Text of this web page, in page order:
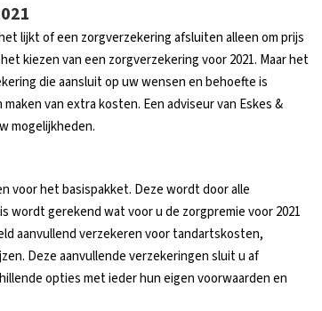
lijkt of een zorgverzekering afsluiten alleen om prijs
kiezen van een zorgverzekering voor 2021. Maar het
die aansluit op uw wensen en behoefte is
van extra kosten. Een adviseur van Eskes &
mogelijkheden.
voor het basispakket. Deze wordt door alle
wordt gerekend wat voor u de zorgpremie voor 2021
aanvullend verzekeren voor tandartskosten,
Deze aanvullende verzekeringen sluit u af
opties met ieder hun eigen voorwaarden en